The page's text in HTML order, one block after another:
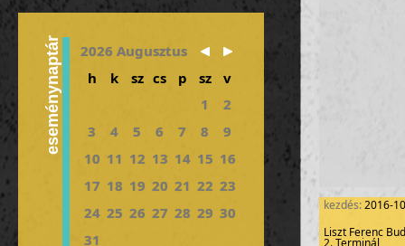
eseménynaptár
2026 Augusztus
h
k sz cs p sz
v
1
2
3
4 5 6 7 8
9
10 11 12 13 14 15 16
17 18 19 20 21 22 23
24 25 26 27 28 29 30
31
kezdés:2016-
Liszt Ferenc